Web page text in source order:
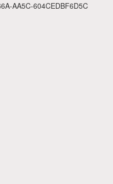
AA5C-604CEDBF6D5C